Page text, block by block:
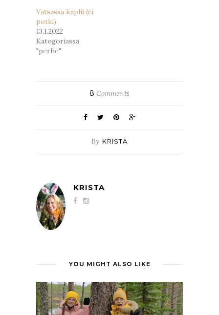
Vatsassa kuplii (ei
potki)
13.1.2022
Kategoriassa
"perhe"
8 Comments
By KRISTA
KRISTA
YOU MIGHT ALSO LIKE